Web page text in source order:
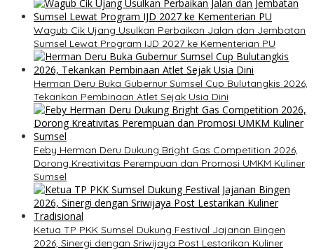
Wagub Cik Ujang Usulkan Perbaikan Jalan dan Jembatan
Sumsel Lewat Program IJD 2027 ke Kementerian PU
Herman Deru Buka Gubernur Sumsel Cup Bulutangkis 2026,
Tekankan Pembinaan Atlet Sejak Usia Dini
Feby Herman Deru Dukung Bright Gas Competition 2026,
Dorong Kreativitas Perempuan dan Promosi UMKM Kuliner
Sumsel
Ketua TP PKK Sumsel Dukung Festival Jajanan Bingen
2026, Sinergi dengan Sriwijaya Post Lestarikan Kuliner